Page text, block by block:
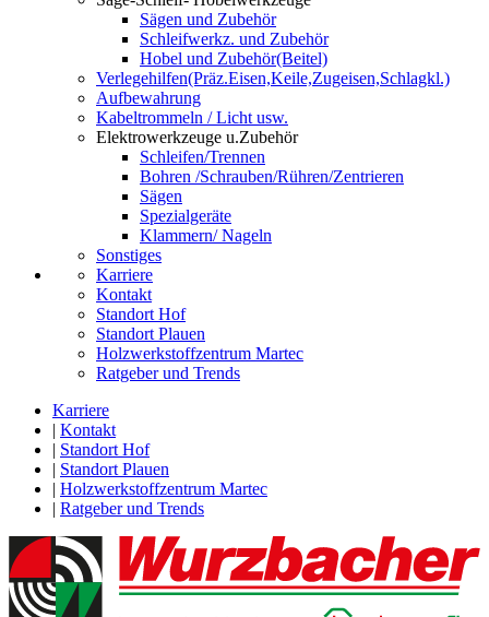
Sägen und Zubehör
Schleifwerkz. und Zubehör
Hobel und Zubehör(Beitel)
Verlegehilfen(Präz.Eisen,Keile,Zugeisen,Schlagkl.)
Aufbewahrung
Kabeltrommeln / Licht usw.
Elektrowerkzeuge u.Zubehör
Schleifen/Trennen
Bohren /Schrauben/Rühren/Zentrieren
Sägen
Spezialgeräte
Klammern/ Nageln
Sonstiges
Karriere
Kontakt
Standort Hof
Standort Plauen
Holzwerkstoffzentrum Martec
Ratgeber und Trends
Karriere
| Kontakt
| Standort Hof
| Standort Plauen
| Holzwerkstoffzentrum Martec
| Ratgeber und Trends